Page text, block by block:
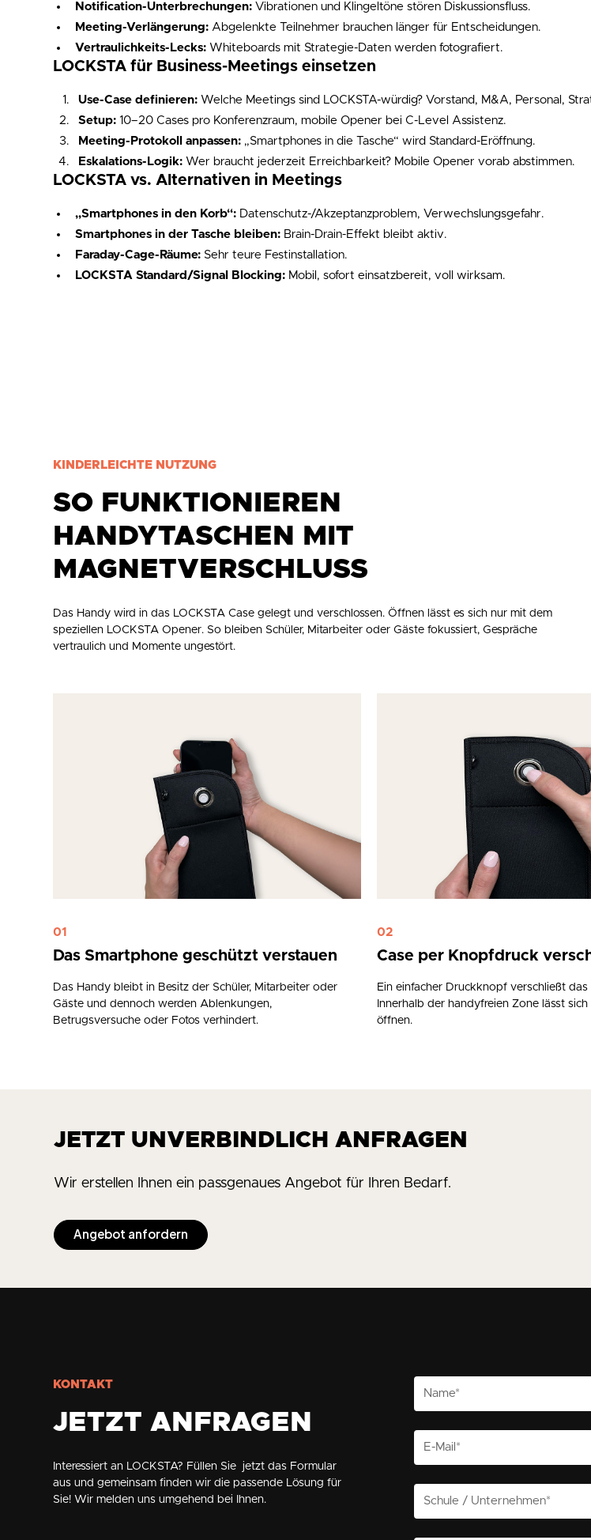
Notification-Unterbrechungen: Vibrationen und Klingeltöne stören Diskussionsfluss.
Meeting-Verlängerung: Abgelenkte Teilnehmer brauchen länger für Entscheidungen.
Vertraulichkeits-Lecks: Whiteboards mit Strategie-Daten werden fotografiert.
LOCKSTA für Business-Meetings einsetzen
Use-Case definieren: Welche Meetings sind LOCKSTA-würdig? Vorstand, M&A, Personal,
Setup: 10–20 Cases pro Konferenzraum, mobile Opener bei C-Level Assistenz.
Meeting-Protokoll anpassen: „Smartphones in die Tasche“ wird Standard-Eröffnung.
Eskalations-Logik: Wer braucht jederzeit Erreichbarkeit? Mobile Opener vorab abstimmen.
LOCKSTA vs. Alternativen in Meetings
„Smartphones in den Korb“: Datenschutz-/Akzeptanzproblem, Verwechslungsgefahr.
Smartphones in der Tasche bleiben: Brain-Drain-Effekt bleibt aktiv.
Faraday-Cage-Räume: Sehr teure Festinstallation.
LOCKSTA Standard/Signal Blocking: Mobil, sofort einsatzbereit, voll wirksam.
KINDERLEICHTE NUTZUNG
SO FUNKTIONIEREN
HANDYTASCHEN MIT
MAGNETVERSCHLUSS
Das Handy wird in das LOCKSTA Case gelegt und verschlossen. Öffnen lässt es sich nur mit dem
speziellen LOCKSTA Opener. So bleiben Schüler, Mitarbeiter oder Gäste fokussiert, Gespräche
vertraulich und Momente ungestört.
01
Das Smartphone geschützt verstauen
Das Handy bleibt in Besitz der Schüler, Mitarbeiter oder
Gäste und dennoch werden Ablenkungen,
Betrugsversuche oder Fotos verhindert.
02
Case per Knopfdruck
Ein einfacher Druckknopf verschließt das
Innerhalb der handyfreien Zone lässt
öffnen.
JETZT UNVERBINDLICH ANFRAGEN
Wir erstellen Ihnen ein passgenaues Angebot für Ihren Bedarf.
Angebot anfordern
KONTAKT
JETZT ANFRAGEN
Interessiert an LOCKSTA? Füllen Sie jetzt das Formular
aus und gemeinsam finden wir die passende Lösung für
Sie! Wir melden uns umgehend bei Ihnen.